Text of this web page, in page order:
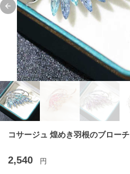
Previous slide
コサージュ 煌めき羽根のブローチ
2,540 円